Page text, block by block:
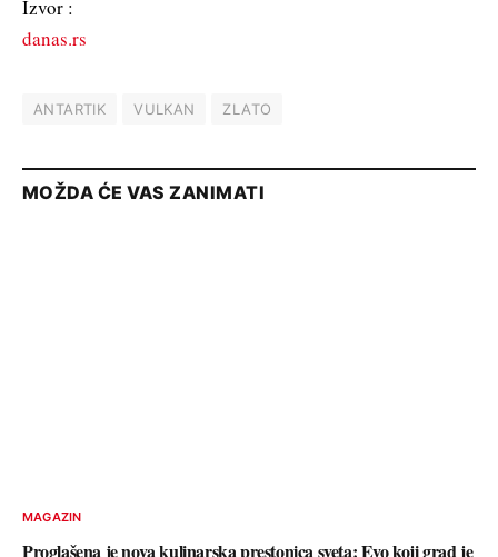
Izvor :
danas.rs
ANTARTIK VULKAN ZLATO
MOŽDA ĆE VAS ZANIMATI
MAGAZIN
Proglašena je nova kulinarska prestonica sveta: Evo koji grad je